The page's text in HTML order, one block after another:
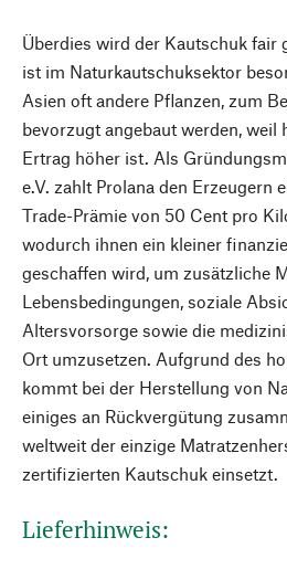
Überdies wird der Kautschuk fair
ist im Naturkautschuksektor
Asien oft andere Pflanzen, zum
bevorzugt angebaut werden,
Ertrag höher ist. Als
e.V. zahlt Prolana den Erzeugern
Trade-Prämie von 50 Cent pro
wodurch ihnen ein kleiner
geschaffen wird, um zusätzliche
Lebensbedingungen, soziale
Altersvorsorge sowie die
Ort umzusetzen. Aufgrund des
kommt bei der Herstellung von
einiges an Rückvergütung
weltweit der einzige
zertifizierten Kautschuk einsetzt.
Lieferhinweis: